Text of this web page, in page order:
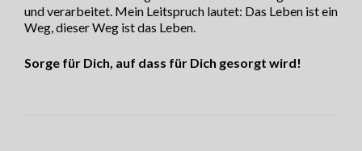
und verarbeitet. Mein Leitspruch lautet: Das Leben ist ein
Weg, dieser Weg ist das Leben.
Sorge für Dich, auf dass für Dich gesorgt wird!